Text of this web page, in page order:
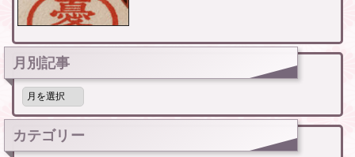
月別記事
月
記
事
カテゴリー